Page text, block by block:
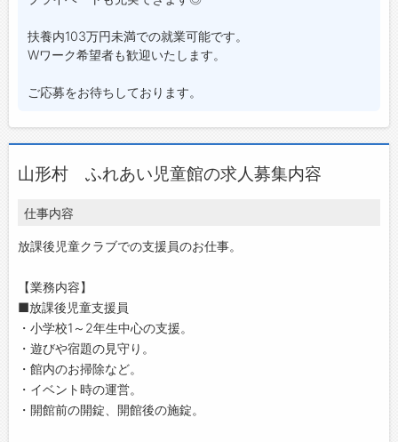
扶養内103万円未満での就業可能です。
Wワーク希望者も歓迎いたします。
ご応募をお待ちしております。
山形村 ふれあい児童館の求人募集内容
仕事内容
放課後児童クラブでの支援員のお仕事。
【業務内容】
■放課後児童支援員
・小学校1～2年生中心の支援。
・遊びや宿題の見守り。
・館内のお掃除など。
・イベント時の運営。
・開館前の開錠、開館後の施錠。